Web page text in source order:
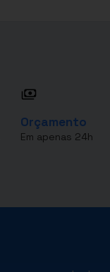
Orçamento
Em apenas 24h